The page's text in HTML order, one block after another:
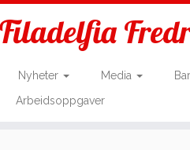
Filadelfia
Nyheter Media
Arbeidsoppgaver